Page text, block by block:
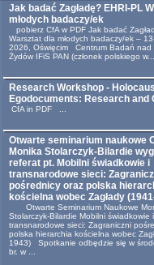
Jak badać Zagładę? EHRI-PL
młodych badaczy/ek
pobierz CfA w PDF Jak badać
Warsztat dla młodych badaczy/ek –
2026, Oświęcim Centrum Badań nad
Żydów IFiS PAN (członek polskiego w...
Research Workshop -
Egodocuments: Research and
CfA in PDF ...
Otwarte seminarium naukowe
Monika Stolarczyk-Bilardie
referat pt. Mobilni świadkowie i
transnarodowe sieci:
pośrednicy oraz polska
kościelna wobec Zagłady
Otwarte Seminarium Naukowe
Stolarczyk-Bilardie Mobilni świadkowie i
transnarodowe sieci: Zagraniczni
polska hierarchia kościelna wobec
1943) Spotkanie odbędzie się w
br. w ...